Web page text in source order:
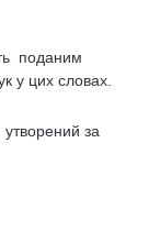
поданим
у цих словах.
за